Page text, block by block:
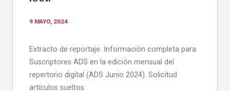
9 MAYO, 2024
Extracto de reportaje. Información completa para
Suscriptores ADS en la edición mensual del
repertorio digital (ADS Junio 2024). Solicitud
artículos sueltos